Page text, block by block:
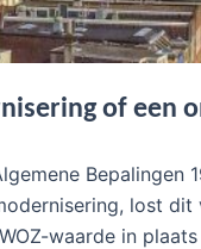
of een
Bepalingen
lost
waarde in